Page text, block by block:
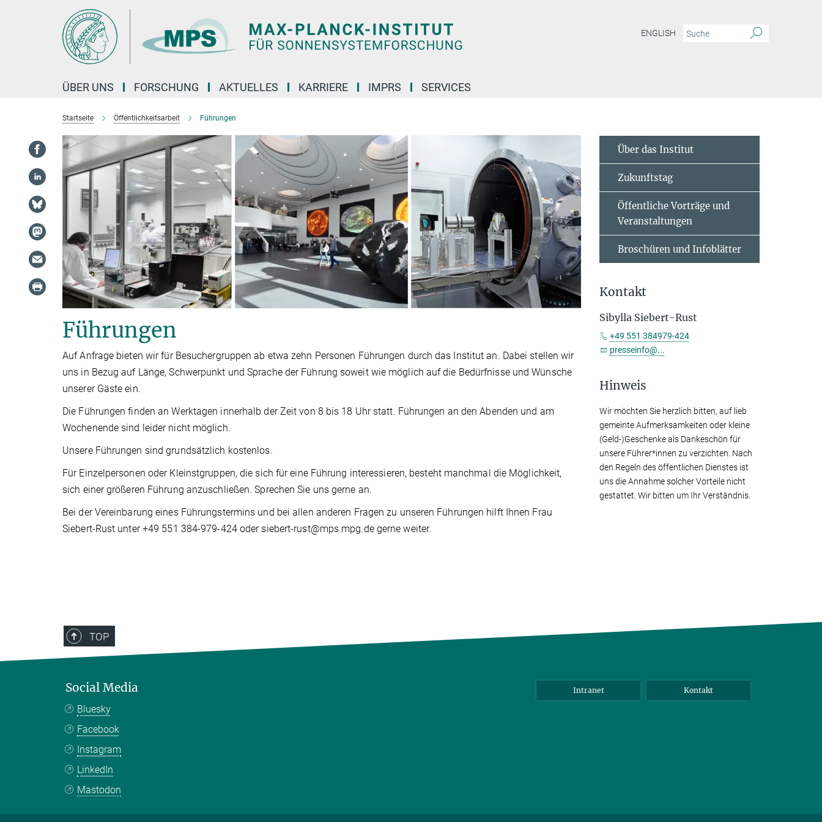
ENGLISH
ÜBER UNS FORSCHUNG AKTUELLES KARRIERE IMPRS SERVICES
Startseite Öffentlichkeitsarbeit Führungen
Führungen
Auf Anfrage bieten wir für Besuchergruppen ab etwa zehn Personen Führungen durch das Institut an. Dabei stellen wir
uns in Bezug auf Länge, Schwerpunkt und Sprache der Führung soweit wie möglich auf die Bedürfnisse und Wünsche
unserer Gäste ein.
Die Führungen finden an Werktagen innerhalb der Zeit von 8 bis 18 Uhr statt. Führungen an den Abenden und am
Wochenende sind leider nicht möglich.
Unsere Führungen sind grundsätzlich kostenlos.
Für Einzelpersonen oder Kleinstgruppen, die sich für eine Führung interessieren, besteht manchmal die Möglichkeit,
sich einer größeren Führung anzuschließen. Sprechen Sie uns gerne an.
Bei der Vereinbarung eines Führungstermins und bei allen anderen Fragen zu unseren Führungen hilft Ihnen Frau
Siebert-Rust unter +49 551 384-979-424 oder siebert-rust@mps.mpg.de gerne weiter.
Über das Institut
Zukunftstag
Öffentliche Vorträge und
Veranstaltungen
Broschüren und Infoblätter
Kontakt
Sibylla Siebert-Rust
+49 551 384979-424
presseinfo@...
Hinweis
Wir möchten Sie herzlich bitten, auf lieb
gemeinte Aufmerksamkeiten oder kleine
(Geld-)Geschenke als Dankeschön für
unsere Führer*innen zu verzichten. Nach
den Regeln des öffentlichen Dienstes ist
uns die Annahme solcher Vorteile nicht
gestattet. Wir bitten um Ihr Verständnis.
TOP
Social Media
Bluesky
Facebook
Instagram
LinkedIn
Mastodon
Intranet Kontakt